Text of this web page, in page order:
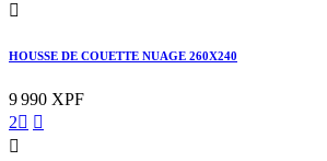

HOUSSE DE COUETTE NUAGE 260X240
9 990 XPF
2 
